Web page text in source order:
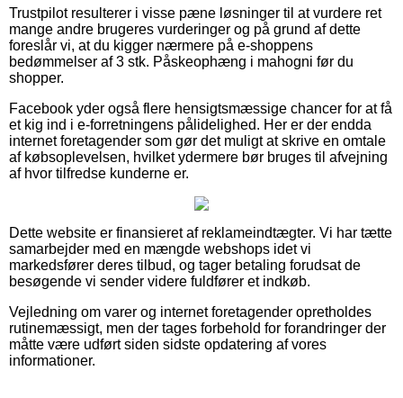
Trustpilot resulterer i visse pæne løsninger til at vurdere ret
mange andre brugeres vurderinger og på grund af dette
foreslår vi, at du kigger nærmere på e-shoppens
bedømmelser af 3 stk. Påskeophæng i mahogni før du
shopper.
Facebook yder også flere hensigtsmæssige chancer for at få
et kig ind i e-forretningens pålidelighed. Her er der endda
internet foretagender som gør det muligt at skrive en omtale
af købsoplevelsen, hvilket ydermere bør bruges til afvejning
af hvor tilfredse kunderne er.
Dette website er finansieret af reklameindtægter. Vi har tætte
samarbejder med en mængde webshops idet vi
markedsfører deres tilbud, og tager betaling forudsat de
besøgende vi sender videre fuldfører et indkøb.
Vejledning om varer og internet foretagender opretholdes
rutinemæssigt, men der tages forbehold for forandringer der
måtte være udført siden sidste opdatering af vores
informationer.